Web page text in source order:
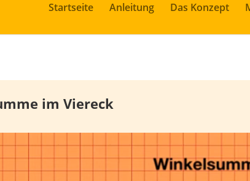
Startseite Anleitung Das Konzept
im Viereck